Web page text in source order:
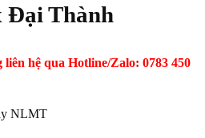
Đại Thành
hệ qua Hotline/Zalo: 0783 450
NLMT